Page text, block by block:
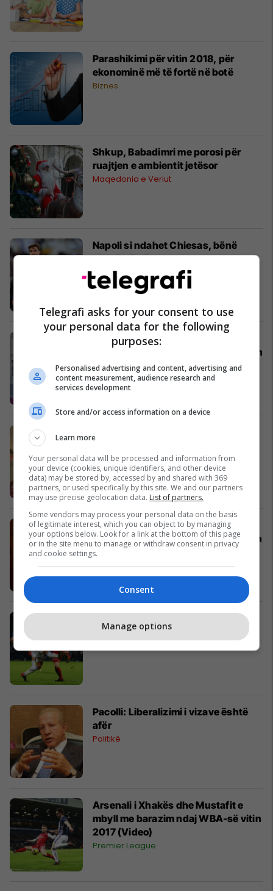
Parashikimi për vitin 2018, për
ekonominë më të fortë në botë
Biznes
Shkup, Babadimri me porosi për
ruajtjen e ambientit jetësor
Maqedonia e Veriut
Napoli si ndahet Chiesas, bënë
ofertë për të
Serie A
Veshja me atlete: Mediumi
prestigjioz italian, komenton veshën
e Ramës
Shqipëri
lindi (Video)
Shqipëri
Nga Roger Moore deri te Hugh
Hefner, yjet që ndërruan jetë në vitin
2017 (Foto)
Yjet
WBA 1-1 Arsenal: Notat e Xhakës,
Mustafit dhe të tjerëve (Foto)
Pacolli: Liberalizimi i vizave është
afër
Politikë
Arsenali i Xhakës dhe Mustafit e
mbyll me barazim ndaj WBA-së vitin
2017 (Video)
Premier League
Telegrafi asks for your consent to use
your personal data for the following
purposes:
Personalised advertising and content, advertising and
content measurement, audience research and
services development
Store and/or access information on a device
Learn more
Your personal data will be processed and information from
your device (cookies, unique identifiers, and other device
data) may be stored by, accessed by and shared with 369
partners, or used specifically by this site. We and our partners
may use precise geolocation data. List of partners.
Some vendors may process your personal data on the basis
of legitimate interest, which you can object to by managing
your options below. Look for a link at the bottom of this page
or in the site menu to manage or withdraw consent in privacy
and cookie settings.
Consent
Manage options